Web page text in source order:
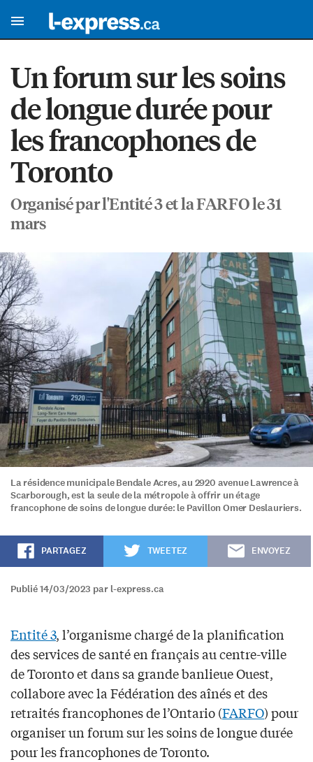
Un forum sur les soins
de longue durée pour
les francophones de
Toronto
Organisé par l'Entité 3 et la FARFO le 31
mars
La résidence municipale Bendale Acres, au 2920 avenue Lawrence à
Scarborough, est la seule de la métropole à offrir un étage
francophone de soins de longue durée: le Pavillon Omer Deslauriers.
PARTAGEZ TWEETEZ ENVOYEZ
Publié 14/03/2023 par l-express.ca
Entité 3, l’organisme chargé de la planification
des services de santé en français au centre-ville
de Toronto et dans sa grande banlieue Ouest,
collabore avec la Fédération des aînés et des
retraités francophones de l’Ontario (FARFO) pour
organiser un forum sur les soins de longue durée
pour les francophones de Toronto.